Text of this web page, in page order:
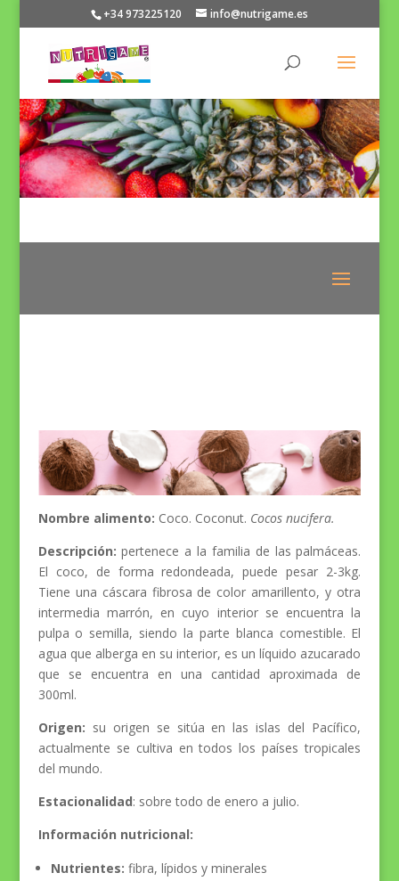
+34 973225120 info@nutrigame.es
Nombre alimento: Coco. Coconut. Cocos nucifera.
Descripción: pertenece a la familia de las palmáceas.
El coco, de forma redondeada, puede pesar 2-3kg.
Tiene una cáscara fibrosa de color amarillento, y otra
intermedia marrón, en cuyo interior se encuentra la
pulpa o semilla, siendo la parte blanca comestible. El
agua que alberga en su interior, es un líquido azucarado
que se encuentra en una cantidad aproximada de
300ml.
Origen: su origen se sitúa en las islas del Pacífico,
actualmente se cultiva en todos los países tropicales
del mundo.
Estacionalidad: sobre todo de enero a julio.
Información nutricional:
Nutrientes: fibra, lípidos y minerales